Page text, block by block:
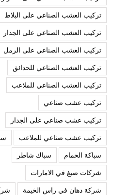
تركيب العشب الصناعي على البلاط
تركيب العشب الصناعي على الجدار
تركيب العشب الصناعي على الرمل
تركيب العشب الصناعي للحدائق
تركيب العشب الصناعي للملاعب
تركيب عشب صناعي
تركيب عشب صناعي على الجدار
تركيب عشب صناعي للملاعب
سباكة الحمام
سباك شاطر
شركات صبغ في الامارات
شركة دهان في راس الخيمة